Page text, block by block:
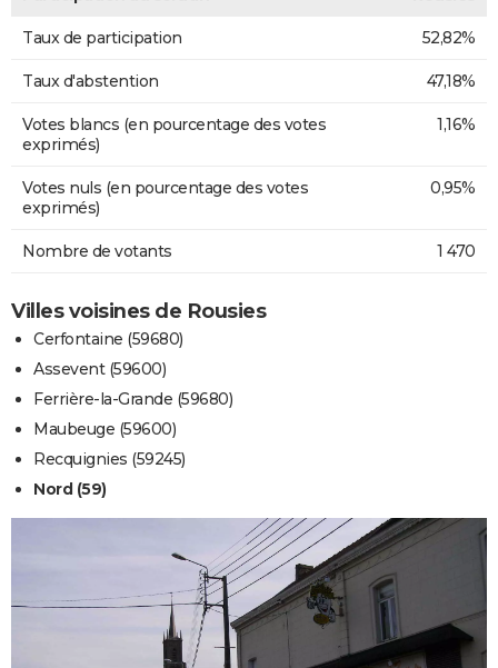
Taux de participation 52,82%
Taux d'abstention 47,18%
Votes blancs (en pourcentage des votes
exprimés)
1,16%
Votes nuls (en pourcentage des votes
exprimés)
0,95%
Nombre de votants 1 470
Villes voisines de Rousies
Cerfontaine (59680)
Assevent (59600)
Ferrière-la-Grande (59680)
Maubeuge (59600)
Recquignies (59245)
Nord (59)